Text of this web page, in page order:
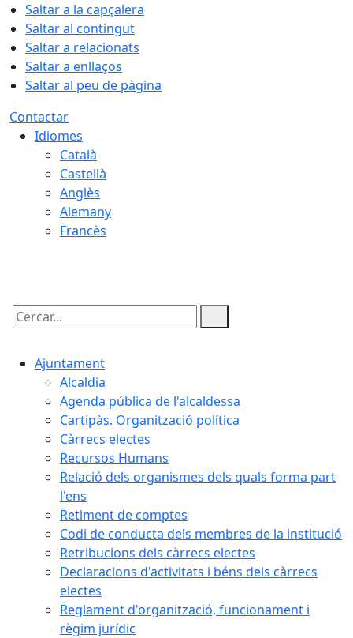
Saltar a la capçalera
Saltar al contingut
Saltar a relacionats
Saltar a enllaços
Saltar al peu de pàgina
Contactar
Idiomes
Català
Castellà
Anglès
Alemany
Francès
Cercar:
Ajuntament
Alcaldia
Agenda pública de l'alcaldessa
Cartipàs. Organització política
Càrrecs electes
Recursos Humans
Relació dels organismes dels quals forma part
l'ens
Retiment de comptes
Codi de conducta dels membres de la institució
Retribucions dels càrrecs electes
Declaracions d'activitats i béns dels càrrecs
electes
Reglament d'organització, funcionament i
règim jurídic